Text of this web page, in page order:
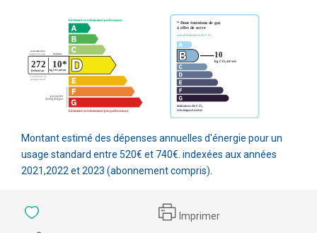
Montant estimé des dépenses annuelles d'énergie pour un
usage standard entre 520€ et 740€. indexées aux années
2021,2022 et 2023 (abonnement compris).
Imprimer